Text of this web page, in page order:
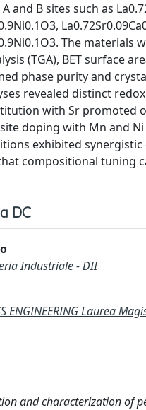
B sites such as
The
(TGA), BET surface
phase purity and
revealed distinct
with Sr promoted
doping with Mn and
exhibited
compositional tuning
DC
Industriale - DII
ENGINEERING Laurea
and characterization of